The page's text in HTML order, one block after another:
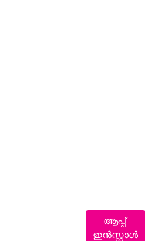
ആപ്പ്
ഇൻസ്റ്റാൾ